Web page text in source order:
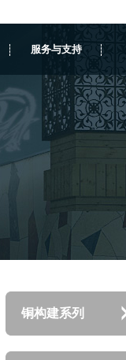
服务与支持
铜构建系列